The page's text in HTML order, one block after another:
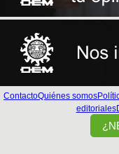
ContactoQuiénes somos
editoriales